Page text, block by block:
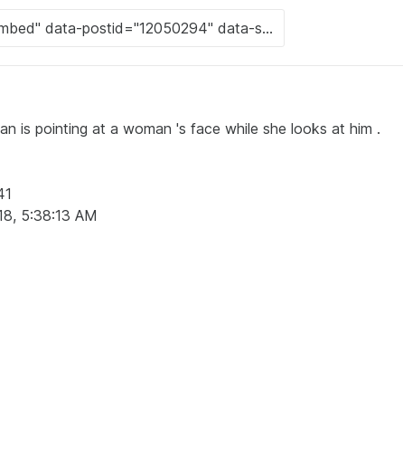
is pointing at a woman 's face while she looks at him .
5:38:13 AM